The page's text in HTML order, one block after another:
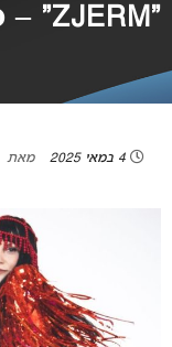
“ZJERM” – כל הפרטים על ההופעה
מאת